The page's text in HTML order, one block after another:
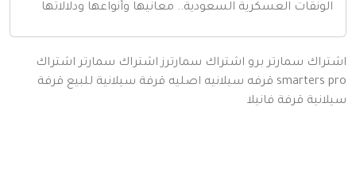
العسكرية السعودية.. معانيها وأنواعها ودلالاتها
سمارتر برو اشتراك سمارترز اشتراك سمارتر اشتراك
smarters قرفه سيلانيه اصليه قرفة سيلانية للبيعقرفة
قرفة فانيلا